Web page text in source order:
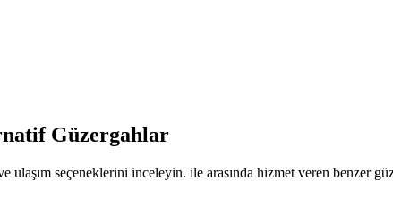
Güzergahlar
seçeneklerini inceleyin. ile arasında hizmet veren benzer